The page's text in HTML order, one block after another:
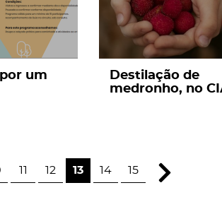
um
Destilação de
medronho, no
11 12 13 14 15